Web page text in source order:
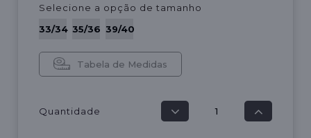
Selecione a opção de tamanho
33/34 35/36 39/40
Tabela de Medidas
Quantidade